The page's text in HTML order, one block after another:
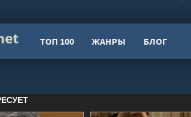
ТОП 100 ЖАНРЫ БЛОГ